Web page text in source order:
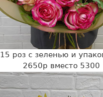
15 роз с зеленью и
2650р вместо 5300